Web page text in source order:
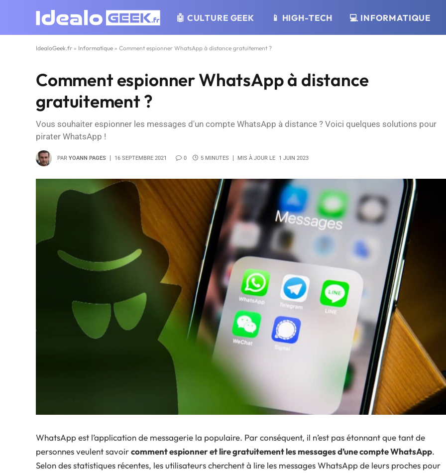
🤖 CULTURE GEEK 📱 HIGH-TECH 💻 INFORMATIQUE
IdealoGeek.fr » Informatique » Comment espionner WhatsApp à distance gratuitement ?
Comment espionner WhatsApp à distance
gratuitement ?
Vous souhaiter espionner les messages d'un compte WhatsApp à distance ? Voici quelques solutions pour
pirater WhatsApp !
PAR YOANN PAGES 16 SEPTEMBRE 2021 0 5 MINUTES MIS À JOUR LE 1 JUIN 2023
WhatsApp est l’application de messagerie la populaire. Par conséquent, il n’est pas étonnant que tant de
personnes veulent savoircomment espionner et lire gratuitement les messages d’une compte WhatsApp.
Selon des statistiques récentes, les utilisateurs cherchent à lire les messages WhatsApp de leurs proches pour